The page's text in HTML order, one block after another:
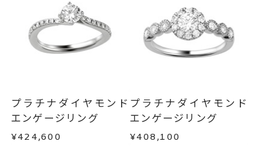
#6.5以下は不可
詳細
リング幅 最大：約1.8mm/最
小：約2.3mm
刻印
刻印サービス対象商品
インサイドストーン 可
刻印をお入れしない場合のお届け
メンバーシップ未登録のお客さまは、お問い合
わせフォームよりご連絡ください。
返品・交換以下の場合、商品の返品・交換・返金
・受注生産の商品
・お客さまのお手元で傷や汚れが発生した商品
・到着後ご連絡無く7日以上経過した商品
・刻印をお入れした商品
プラチナダイヤモンド
エンゲージリング
¥424,600
プラチナダイヤモンド
エンゲージリング
¥408,100